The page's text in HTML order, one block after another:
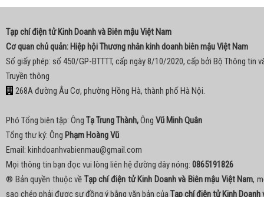
Tạp chí điện tử Kinh Doanh và Biên mậu Việt Nam
Cơ quan chủ quản: Hiệp hội Thương nhân kinh doanh biên mậu Việt Nam
Số giấy phép: số 450/GP-BTTTT, cấp ngày 8/10/2020, cấp bởi Bộ Thông tin
Truyền thông
268A đường Âu Cơ, phường Hồng Hà, thành phố Hà Nội.
Phó Tổng biên tập: Ông Tạ Trung Thành,Ông Vũ Minh Quân
Tổng thư ký: Ông Phạm Hoàng Vũ
Email: kinhdoanhvabienmau@gmail.com
Mọi thông tin bạn đọc vui lòng liên hệ đường dây nóng: 0865191826
® Bản quyền thuộc về Tạp chí điện tử Kinh Doanh và Biên mậu Việt Nam,
sao chép phải được sự đồng ý bằng văn bản củaTạp chí điện tử Kinh Doanh